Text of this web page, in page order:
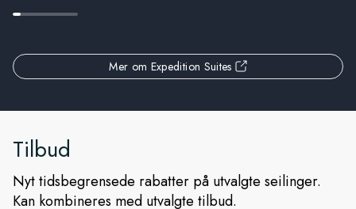
Mer om Expedition Suites
Tilbud
Nyt tidsbegrensede rabatter på utvalgte seilinger.
Kan kombineres med utvalgte tilbud.